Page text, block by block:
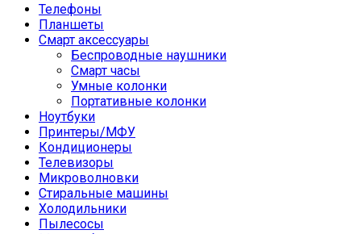
Телефоны
Планшеты
Смарт аксессуары
Беспроводные наушники
Смарт часы
Умные колонки
Портативные колонки
Ноутбуки
Принтеры/МФУ
Кондиционеры
Телевизоры
Микроволновки
Стиральные машины
Холодильники
Пылесосы